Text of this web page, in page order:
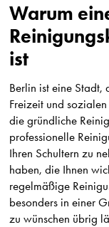
Warum
ist
Berlin ist eine Stadt,
Freizeit und
die gründliche
professionelle
Ihren Schultern zu
haben, die Ihnen
regelmäßige
besonders in einer
zu wünschen übrig